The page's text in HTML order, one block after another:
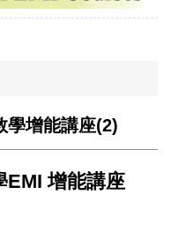
學增能講座(2)
EMI 增能講座